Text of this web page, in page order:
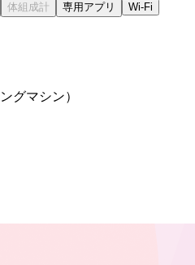
専用アプリ Wi-Fi
グマシン）